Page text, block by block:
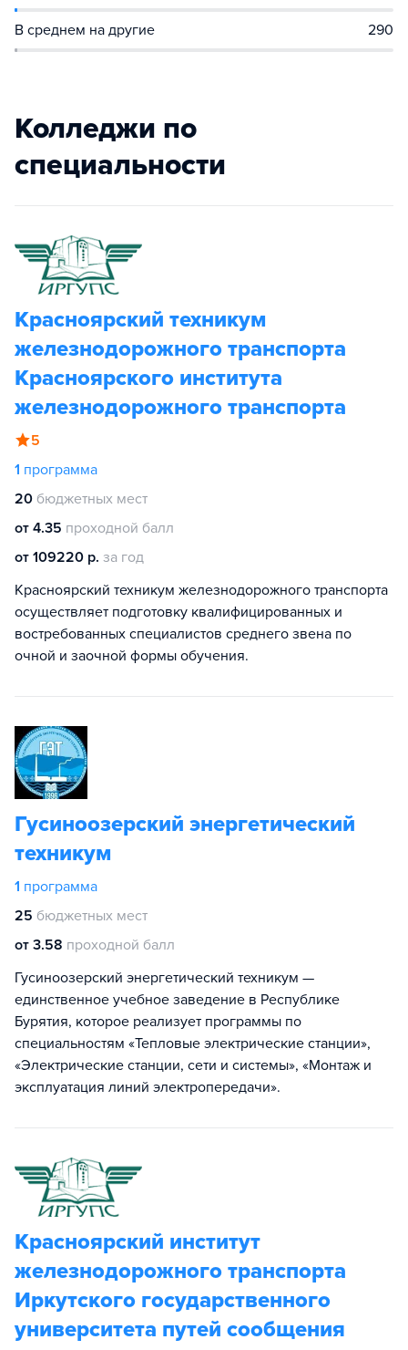
В среднем на другие 290
Колледжи по
специальности
Красноярский техникум
железнодорожного транспорта
Красноярского института
железнодорожного транспорта
5
1 программа
20 бюджетных мест
от 4.35 проходной балл
от 109220 р. за год
Красноярский техникум железнодорожного транспорта
осуществляет подготовку квалифицированных и
востребованных специалистов среднего звена по
очной и заочной формы обучения.
Гусиноозерский энергетический
техникум
1 программа
25 бюджетных мест
от 3.58 проходной балл
Гусиноозерский энергетический техникум —
единственное учебное заведение в Республике
Бурятия, которое реализует программы по
специальностям «Тепловые электрические станции»,
«Электрические станции, сети и системы», «Монтаж и
эксплуатация линий электропередачи».
Красноярский институт
железнодорожного транспорта
Иркутского государственного
университета путей сообщения